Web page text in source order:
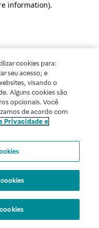
information).
cookies para:
seu acesso; e
visando o
Alguns cookies são
opcionais. Você
de acordo com
Privacidade e